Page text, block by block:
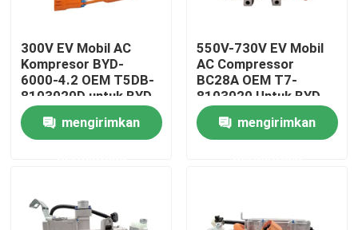
Produk
300V EV Mobil AC
Kompresor BYD-
6000-4.2 OEM T5DB-
8103020D untuk BYD
V3
mengirimkan
550V-730V EV Mobil
AC Compressor
BC28A OEM T7-
8103020 Untuk BYD
Truck
mengirimkan